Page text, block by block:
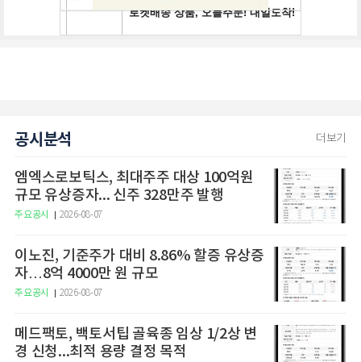
공시분석 더보기
엠엑스로보틱스, 최대주주 대상 100억원
규모 유상증자... 신주 328만주 발행
주요공시 2026-08-07
이노진, 기준주가 대비 8.86% 할증 유상증
자…8억 4000만 원 규모
주요공시 2026-08-07
메드팩토, 백토서팁 골육종 임상 1/2상 변
경 신청...최적 용량 결정 목적